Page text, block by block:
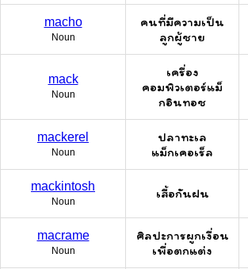
macho
Noun
คนที่มีความเป็น
ลูกผู้ชาย
mack
Noun
เครื่อง
คอมพิวเตอร์แม็
กอินทอช
mackerel
Noun
ปลาทะเล
แม็กเคอเร็ล
mackintosh
Noun
เสื้อกันฝน
macrame
Noun
ศิลปะการผูกเงื่อน
เพื่อตกแต่ง